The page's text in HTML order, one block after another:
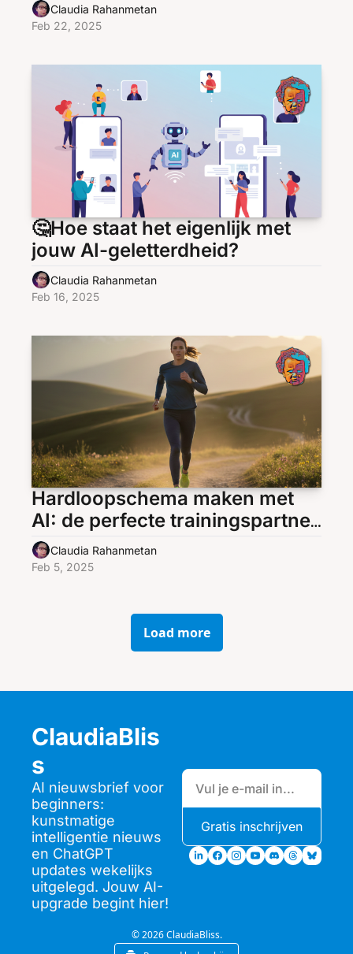
Claudia Rahanmetan
Feb 22, 2025
🤔Hoe staat het eigenlijk met
jouw AI-geletterdheid?
Claudia Rahanmetan
Feb 16, 2025
Hardloopschema maken met
AI: de perfecte trainingspartner
voor beginners
Claudia Rahanmetan
Feb 5, 2025
Load more
ClaudiaBlis
s
AI nieuwsbrief voor
beginners:
kunstmatige
intelligentie nieuws
en ChatGPT
updates wekelijks
uitgelegd. Jouw AI-
upgrade begint hier!
Gratis inschrijven
© 2026 ClaudiaBliss.